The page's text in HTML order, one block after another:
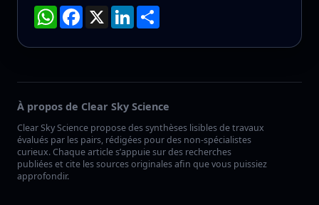
WhatsApp
Facebook
X LinkedInPartager
À propos de Clear Sky Science
Clear Sky Science propose des synthèses lisibles de travaux
évalués par les pairs, rédigées pour des non-spécialistes
curieux. Chaque article s’appuie sur des recherches
publiées et cite les sources originales afin que vous puissiez
approfondir.